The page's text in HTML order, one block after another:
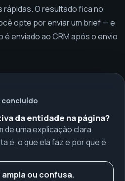
O resultado fica no
opte por enviar um brief — e
enviado ao CRM após o envio
concluído
da entidade na página?
de uma explicação clara
é, o que ela faz e por que é
ou confusa.